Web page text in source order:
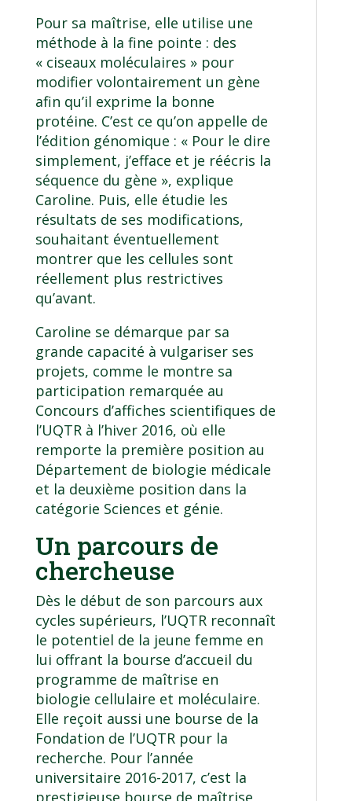
Pour sa maîtrise, elle utilise une
méthode à la fine pointe : des
« ciseaux moléculaires » pour
modifier volontairement un gène
afin qu’il exprime la bonne
protéine. C’est ce qu’on appelle de
l’édition génomique : « Pour le dire
simplement, j’efface et je réécris la
séquence du gène », explique
Caroline. Puis, elle étudie les
résultats de ses modifications,
souhaitant éventuellement
montrer que les cellules sont
réellement plus restrictives
qu’avant.
Caroline se démarque par sa
grande capacité à vulgariser ses
projets, comme le montre sa
participation remarquée au
Concours d’affiches scientifiques de
l’UQTR à l’hiver 2016, où elle
remporte la première position au
Département de biologie médicale
et la deuxième position dans la
catégorie Sciences et génie.
Un parcours de
chercheuse
Dès le début de son parcours aux
cycles supérieurs, l’UQTR reconnaît
le potentiel de la jeune femme en
lui offrant la bourse d’accueil du
programme de maîtrise en
biologie cellulaire et moléculaire.
Elle reçoit aussi une bourse de la
Fondation de l’UQTR pour la
recherche. Pour l’année
universitaire 2016-2017, c’est la
prestigieuse bourse de maîtrise